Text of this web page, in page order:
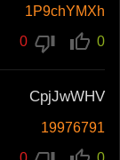
1P9chYMXh
0
CpjJwWHV
19976791